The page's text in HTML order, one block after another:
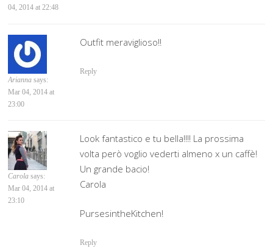
04, 2014 at 22:48
Arianna says:
Mar 04, 2014 at
23:00
Outfit meraviglioso!!
Reply
Carola says:
Mar 04, 2014 at
23:10
Look fantastico e tu bella!!!! La prossima
volta però voglio vederti almeno x un caffè!
Un grande bacio!
Carola
PursesintheKitchen!
Reply